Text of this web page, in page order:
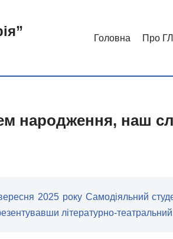
Головна Про
народження, наш
2025 року Самодіяльний
літературно-